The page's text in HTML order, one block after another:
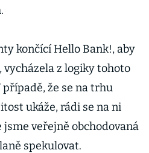
končící Hello Bank!, aby
vycházela z logiky tohoto
že se na trhu
ukáže, rádi se na ni
veřejně obchodovaná
spekulovat.